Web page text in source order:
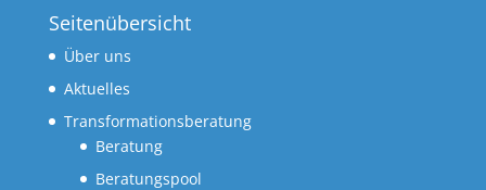
Seitenübersicht
Über uns
Aktuelles
Transformationsberatung
Beratung
Beratungspool